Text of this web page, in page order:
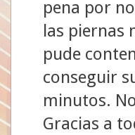
pena por
las piernas
pude
conseguir
minutos.
Gracias a